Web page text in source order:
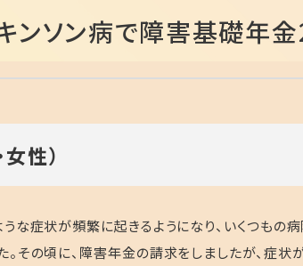
ンソン病で障害基礎年
性）
な症状が頻繁に起きるようになり、いくつもの病
。その頃に、障害年金の請求をしましたが、症